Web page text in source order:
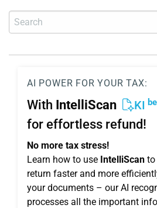
AI POWER FOR YOUR TAX:
With IntelliScan KI
for effortless refund!
No more tax stress!
Learn how to use IntelliScan to
return faster and more
your documents – our AI
processes all the important